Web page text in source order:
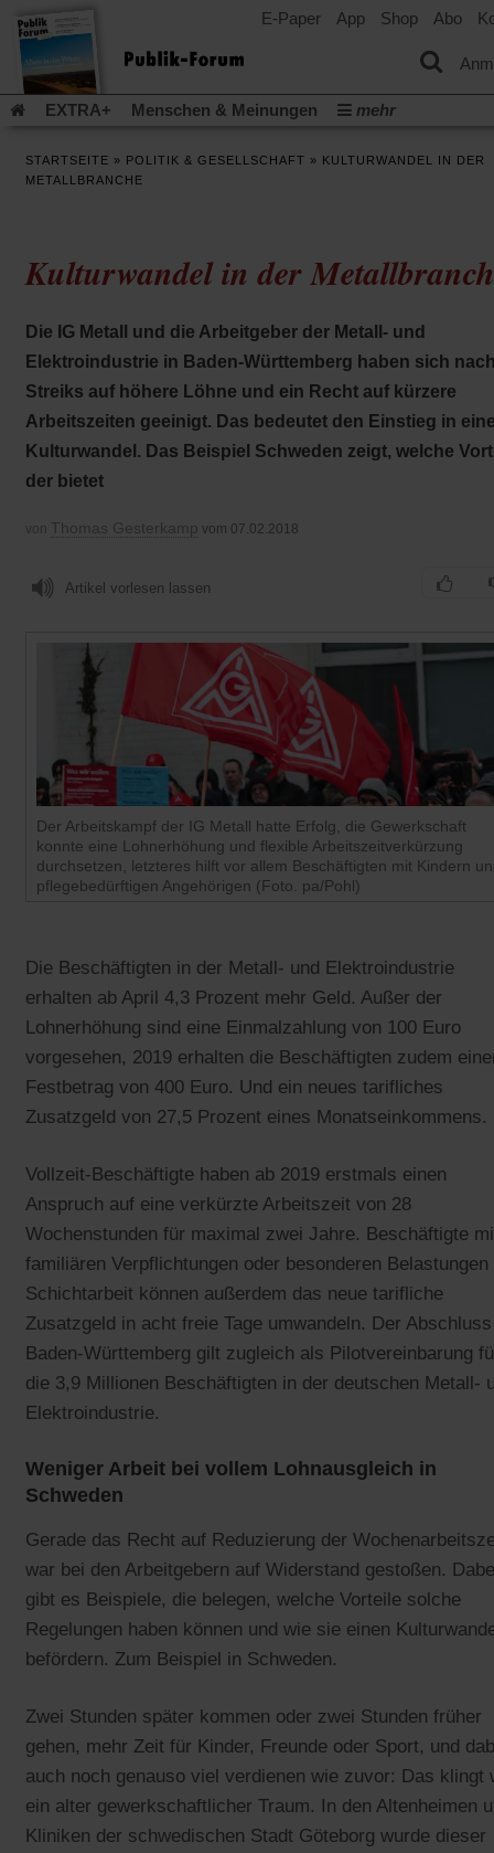
E-Paper App Shop Abo
EXTRA+ Menschen & Meinungen
mehr
Aufstehen & Handeln
Leserinitiative Publik-Forum e.V.
Die Erderwärmung
einem
neuen
Tab)
einem
neuen
Tab)
Gleichberechtigung
Künstliche Intelligenz(Öffnet
einem
neuen
Was gibt
Krieg und Frieden(Öffnet
einem
neuen
Tab)
Gott neu denken Krieg in der Ukraine
Flucht und Migration
Video-Podcast »Veranstaltungen«
Podcast »Veranstaltungen«
Schriftgröße ändern:
STARTSEITE » POLITIK & GESELLSCHAFT » KULTURWANDEL IN DER
METALLBRANCHE
Kulturwandel in der
Die IG Metall und die Arbeitgeber der Metall- und
Elektroindustrie in Baden-Württemberg haben sich
Streiks auf höhere Löhne und ein Recht auf kürzere
Arbeitszeiten geeinigt. Das bedeutet den Einstieg in
Kulturwandel. Das Beispiel Schweden zeigt, welche
der bietet
von Thomas Gesterkamp vom 07.02.2018
Artikel vorlesen lassen
Der Arbeitskampf der IG Metall hatte Erfolg, die Gewerkschaft
konnte eine Lohnerhöhung und flexible Arbeitszeitverkürzung
durchsetzen, letzteres hilft vor allem Beschäftigten mit Kindern
pflegebedürftigen Angehörigen (Foto. pa/Pohl)
Die Beschäftigten in der Metall- und Elektroindustrie
erhalten ab April 4,3 Prozent mehr Geld. Außer der
Lohnerhöhung sind eine Einmalzahlung von 100 Euro
vorgesehen, 2019 erhalten die Beschäftigten zudem
Festbetrag von 400 Euro. Und ein neues tarifliches
Zusatzgeld von 27,5 Prozent eines Monatseinkommens.
Vollzeit-Beschäftigte haben ab 2019 erstmals einen
Anspruch auf eine verkürzte Arbeitszeit von 28
Wochenstunden für maximal zwei Jahre. Beschäftigte
familiären Verpflichtungen oder besonderen Belastungen
Schichtarbeit können außerdem das neue tarifliche
Zusatzgeld in acht freie Tage umwandeln. Der
Baden-Württemberg gilt zugleich als Pilotvereinbarung
die 3,9 Millionen Beschäftigten in der deutschen Metall-
Elektroindustrie.
Weniger Arbeit bei vollem Lohnausgleich in
Schweden
Gerade das Recht auf Reduzierung der
war bei den Arbeitgebern auf Widerstand gestoßen.
gibt es Beispiele, die belegen, welche Vorteile solche
Regelungen haben können und wie sie einen
befördern. Zum Beispiel in Schweden.
Zwei Stunden später kommen oder zwei Stunden früher
gehen, mehr Zeit für Kinder, Freunde oder Sport, und
auch noch genauso viel verdienen wie zuvor: Das klingt
ein alter gewerkschaftlicher Traum. In den Altenheimen
Kliniken der schwedischen Stadt Göteborg wurde dieser